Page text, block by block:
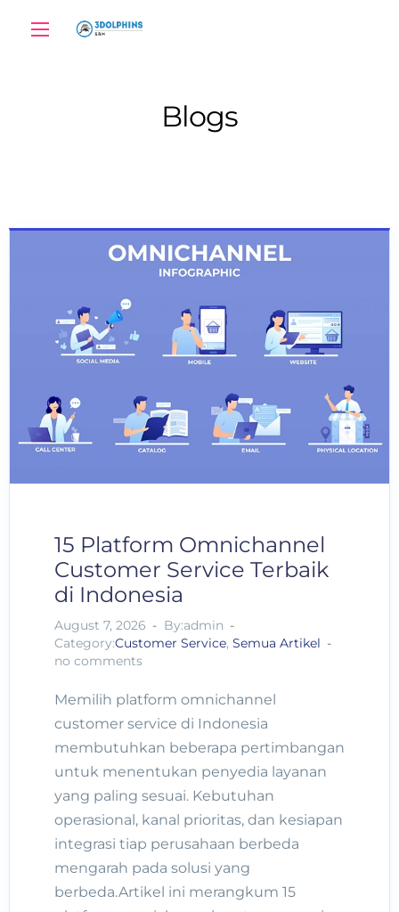
Blogs
15 Platform Omnichannel
Customer Service Terbaik
di Indonesia
August 7, 2026
By:admin
Category:Customer Service, Semua Artikel
no comments
Memilih platform omnichannel
customer service di Indonesia
membutuhkan beberapa pertimbangan
untuk menentukan penyedia layanan
yang paling sesuai. Kebutuhan
operasional, kanal prioritas, dan kesiapan
integrasi tiap perusahaan berbeda
mengarah pada solusi yang
berbeda.Artikel ini merangkum 15